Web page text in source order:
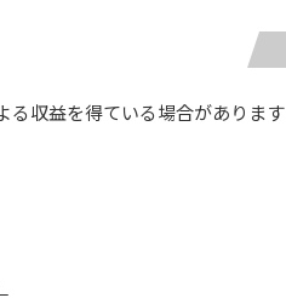
る収益を得ている場合があります